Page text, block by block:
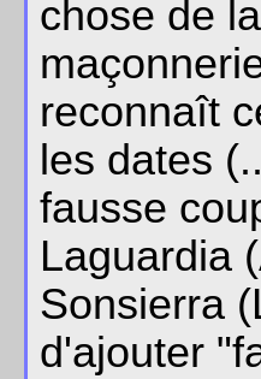
chose de
reconnaît
les dates
fausse
Laguardia
Sonsierra
d'ajouter